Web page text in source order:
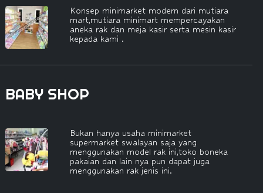
Konsep minimarket modern dari mutiara
mart,mutiara minimart mempercayakan
aneka rak dan meja kasir serta mesin kasir
kepada kami .
BABY SHOP
Bukan hanya usaha minimarket
supermarket swalayan saja yang
menggunakan model rak ini,toko boneka
pakaian dan lain nya pun dapat juga
menggunakan rak jenis ini.